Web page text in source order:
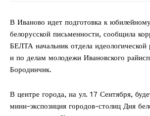
В Иваново идет подготовка к
белорусской письменности, сообщила
БЕЛТА начальник отдела идеологической
и по делам молодежи Ивановского
Бородинчик.
В центре города, на ул. 17 Сентября,
мини-экспозиция городов-столиц Дня